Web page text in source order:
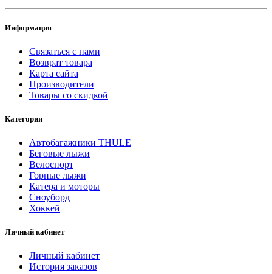
Информация
Связаться с нами
Возврат товара
Карта сайта
Производители
Товары со скидкой
Категории
Автобагажники THULE
Беговые лыжи
Велоспорт
Горные лыжи
Катера и моторы
Сноуборд
Хоккей
Личный кабинет
Личный кабинет
История заказов